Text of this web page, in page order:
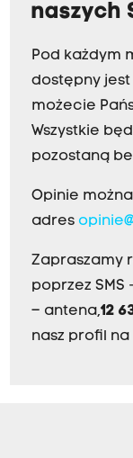
naszych
Pod każdym
dostępny
możecie
Wszystkie
pozostaną
Opinie
adres
Zapraszamy
poprzez SMS -
– antena,12
nasz profil na